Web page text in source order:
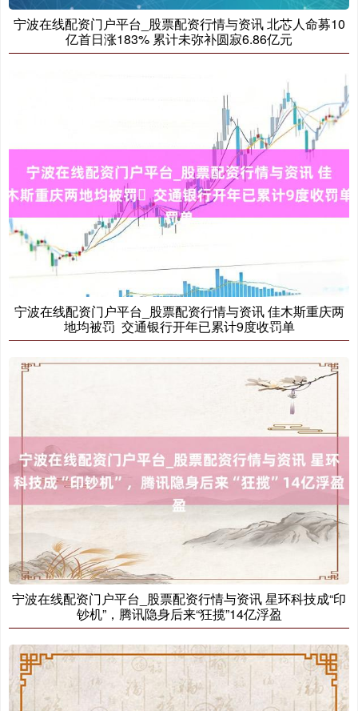
+200.89 +1.42%
4694.44 +43.13 +0.93%
北证50 1134.24 +11.37 +1.01%
创业板指 3563.12 +47.56 +1.35%
宁波在线配资门户平台_股票配资行情与资讯 北芯人命募10
亿首日涨183% 累计未弥补圆寂6.86亿元
宁波在线配资门户平台_股票配资行情与资讯 佳木斯重庆两
地均被罚 交通银行开年已累计9度收罚单
宁波在线配资门户平台_股票配资行情与资讯 星环科技成“印
钞机”，腾讯隐身后来“狂揽”14亿浮盈